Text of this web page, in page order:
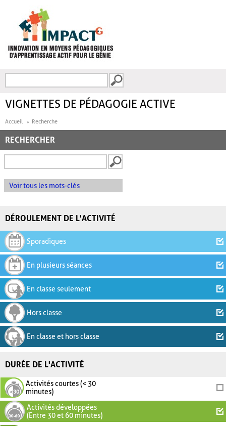
FORMULAIRE DE
VIGNETTES DE PÉDAGOGIE ACTIVE
Accueil Recherche
RECHERCHER
Voir tous les mots-clés
DÉROULEMENT DE L'ACTIVITÉ
Sporadiques
En plusieurs séances
En classe seulement
Hors classe
En classe et hors classe
DURÉE DE L'ACTIVITÉ
Activités courtes (< 30
minutes)
Activités développées
(Entre 30 et 60 minutes)